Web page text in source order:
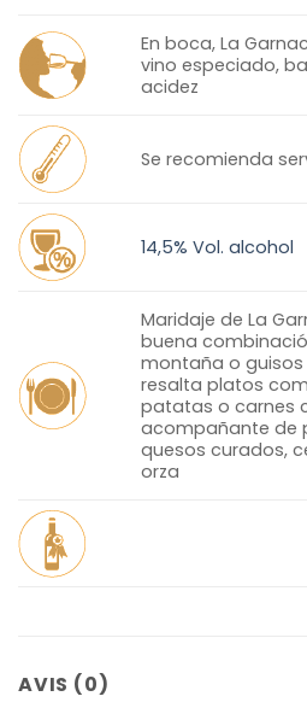
En boca, La
vino especiado,
acidez
Se recomienda
14,5% Vol. alcohol
Maridaje de La
buena
montaña o guisos
resalta platos
patatas o carnes
acompañante de
quesos curados,
orza
AVIS (0)